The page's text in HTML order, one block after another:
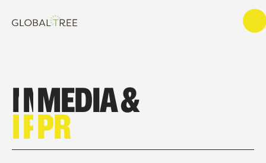
MEDIA &
PR
MEDIA &
PR
MEDIA &
PR
MEDIA & PR